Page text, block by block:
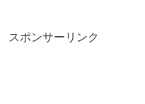
スポンサーリンク